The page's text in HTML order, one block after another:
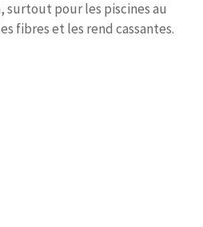
surtout pour les piscines au
fibres et les rend cassantes.